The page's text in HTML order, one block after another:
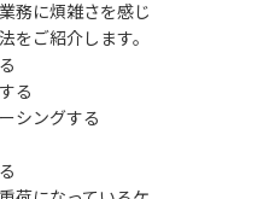
務に煩雑さを感じ
をご紹介します。
る
シングする